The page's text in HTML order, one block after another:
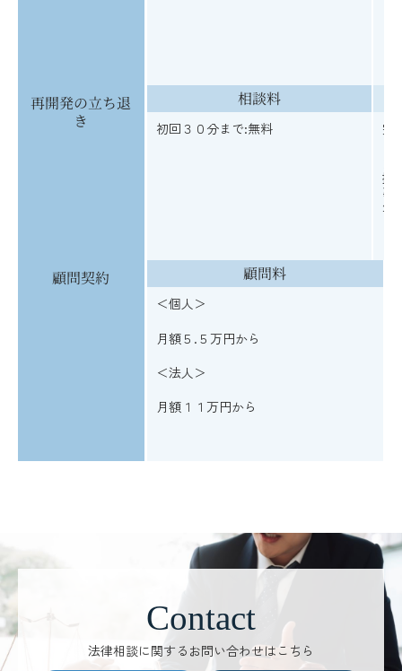
再開発の立ち退
き
相談料
初回３０分まで:無料
完
拠
事
生
顧問契約 顧問料
＜個人＞
月額５.５万円から
＜法人＞
月額１１万円から
Contact
法律相談に関するお問い合わせはこちら